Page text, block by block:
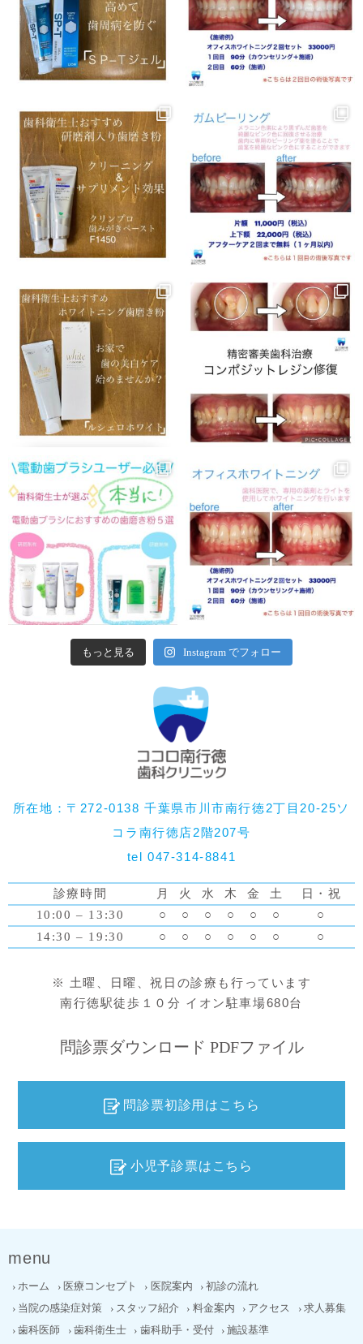
もっと見る Instagram でフォロー
所在地：〒272-0138 千葉県市川市南行徳2丁目20-25ソ
コラ南行徳店2階207号
tel 047-314-8841
診療時間 月 火 水 木 金 土
日・祝
10:00 – 13:30
○ ○ ○ ○ ○ ○
○
14:30 – 19:30
○ ○ ○ ○ ○ ○ ○
※ 土曜、日曜、祝日の診療も行っています
南行徳駅徒歩１０分 イオン駐車場680台
問診票ダウンロード PDFファイル
問診票初診用はこちら
小児予診票はこちら
menu
ホーム 医療コンセプト 医院案内
初診の流れ
当院の感染症対策
スタッフ紹介 料金案内 アクセス
求人募集
歯科医師
歯科衛生士 歯科助手・受付
施設基準